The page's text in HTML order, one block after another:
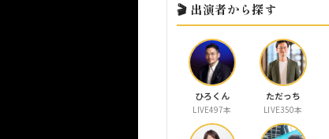
🎬 出演者から探す
ひろくん
LIVE497本
ただっち
LIVE350本